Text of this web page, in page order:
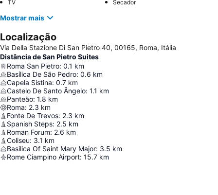
TV Secador
Mostrar mais
Localização
Via Della Stazione Di San Pietro 40, 00165, Roma, Itália
Distância de San Pietro Suites
Roma San Pietro: 0.1 km
Basílica De São Pedro: 0.6 km
Capela Sistina: 0.7 km
Castelo De Santo Ângelo: 1.1 km
Panteão: 1.8 km
Roma: 2.3 km
Fonte De Trevos: 2.3 km
Spanish Steps: 2.5 km
Roman Forum: 2.6 km
Coliseu: 3.1 km
Basilica Of Saint Mary Major: 3.5 km
Rome Ciampino Airport: 15.7 km